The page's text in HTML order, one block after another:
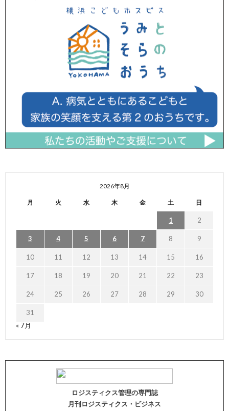
2026年8月
月 火 水 木 金 土 日
1 2
3 4 5 6 7 8 9
10 11 12 13 14 15 16
17 18 19 20 21 22 23
24 25 26 27 28 29 30
31
« 7月
ロジスティクス管理の専門誌
月刊ロジスティクス・ビジネス